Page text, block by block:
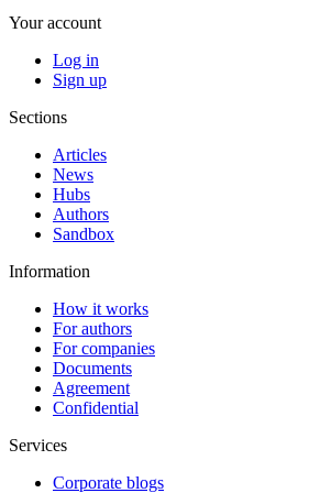
Your account
Log in
Sign up
Sections
Articles
News
Hubs
Authors
Sandbox
Information
How it works
For authors
For companies
Documents
Agreement
Confidential
Services
Corporate blogs